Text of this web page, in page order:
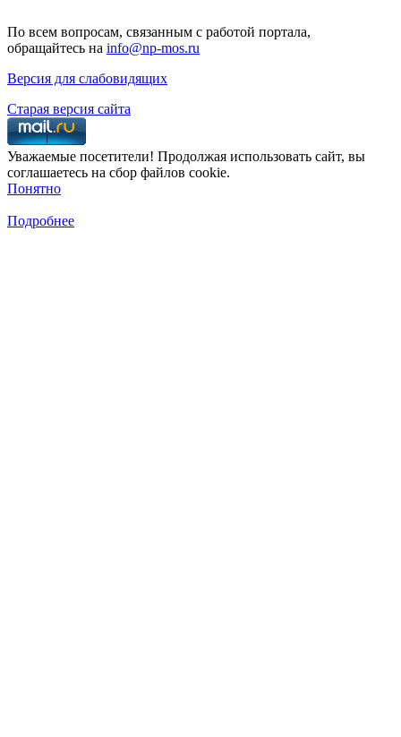
По всем вопросам, связанным с работой портала,
обращайтесь на info@np-mos.ru
Версия для слабовидящих
Старая версия сайта
Уважаемые посетители! Продолжая использовать сайт, вы
соглашаетесь на сбор файлов cookie.
Понятно
Подробнее